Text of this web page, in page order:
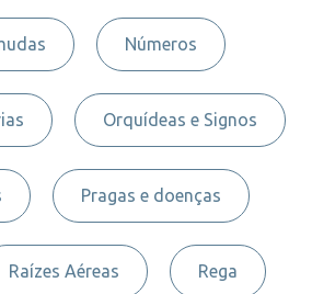
Números
Orquídeas e Signos
Pragas e doenças
Raízes Aéreas Rega